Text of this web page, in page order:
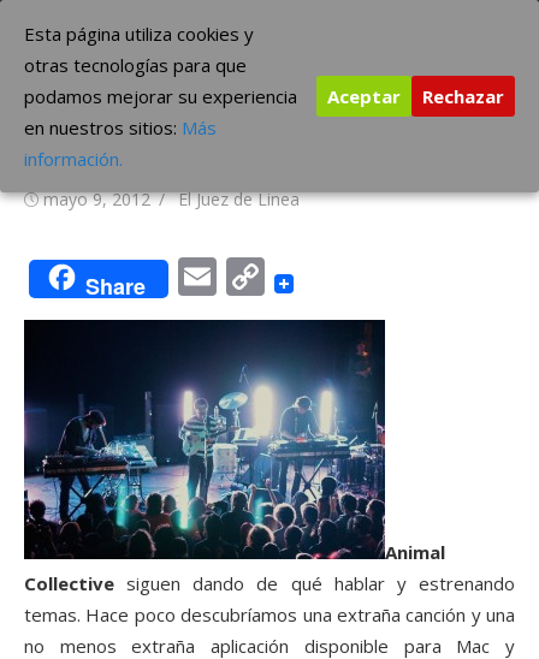
contenido
The Borderline Music
Animal Collective presentan
dos temas más
Publicada
mayo 9, 2012 Autor
El Juez de Linea
Share EmailCopy
Link
Animal
Collective siguen dando de qué hablar y estrenando
temas. Hace poco descubríamos una extraña canción y una
no menos extraña aplicación disponible para Mac y
Esta página utiliza cookies y
otras tecnologías para que
podamos mejorar su experiencia
en nuestros sitios: Más
información.
Aceptar Rechazar